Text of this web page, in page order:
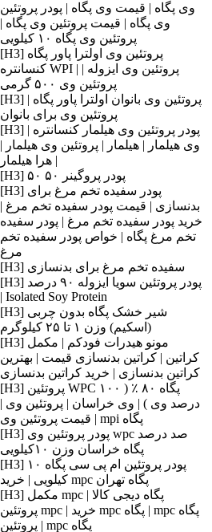
وی پگاه | قیمت وی پگاه | پودر پروتئین
وی پگاه | قیمت پروتئین وی پگاه |
پروتئین وی پگاه ۱۰ کیلویی
[H3] پروتئین وی اولترا پاور پگاه
کنسانتره WPI | پروتئین وی ایزوله |
پروتئین وی ۵۰۰ گرمی
[H3] پروتئین وی بانوان اولترا پاور پگاه |
پروتئین وی برای بانوان
[H3] پودر پروتئین وی هیلمار کنسانتره |
وی هیلمار | هیلمار | پروتئین وی هیلمار |
هرا هیلمار |
[H3] پودر پروگینر ۵۰ ۵۰
[H3] پودر سفیده تخم مرغ برای
بدنسازی | قیمت پودر سفیده تخم مرغ |
خرید پودر سفیده تخم مرغ | پودر سفیده
تخم مرغ پگاه | خواص پودر سفیده تخم
مرغ
[H3] سفیده تخم مرغ برای بدنسازی
[H3] پودر پروتئین سویا ایزوله ۹۰ درصد
| Isolated Soy Protein
[H3] شیر خشک پگاه بدون چربی
(اسکیم) وزن ۱ تا ۲۵ کیلوگرم
[H3] مونو هیدرات فودکم | مکمل
کراتین | کراتین بدنسازی قیمت | بهترین
کراتین بدنسازی | خرید کراتین بدنسازی
[H3] پروتئین WPC پگاه ۸۰ ٪ ( ۱۰۰
درصد وی ) | وی خراسان | پروتئین وی |
قیمت پروتئین وی | mpi پگاه
[H3] پودر پروتئین وی wpc صد درصد
پگاه خراسان وزن ۱۰کیلویی
[H3] پودر پروتئین ام پی سی پگاه ۱۰
کیلویی | خرید mpc پگاه تهران
[H3] مکمل mpc پگاه دیجی کالا |
پروتئین mpc | خرید mpc پگاه | mpc پگاه
| پروتئین mpc پگاه